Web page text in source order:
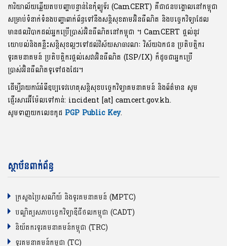
ការិយាល័យឆ្លើយតបបញ្ហាបន្ទាន់នៃកុំព្យូទ័រ (CamCERT) គឺជាជនបង្គោលនៅកម្ពុជា
សម្រាប់ទំនាក់ទំនងបញ្ហាពាក់ព័ន្ធទៅនឹងសន្តិសុខតាមអ៊ិនធឺណិត និងបច្ចេកវិទ្យាដែល
មានផលវិបាកដល់អ្នកប្រើប្រាស់អ៊ិនធឺណិតនៅកម្ពុជា ។ CamCERT ផ្តល់នូវ
យោបល់និងគន្លឹះសន្តិសុខល្អៗទៅដល់វិស័យសាធារណៈ វិស័យឯកជន ប្រតិបត្តិករ
ទូរគមនាគមន៍ ប្រតិបត្តិករផ្តល់សេវាអ៊ិនធឺណិត (ISP/IX) ក៏ដូចជាអ្នកប្រើ
ប្រាស់អ៊ិនធឺណិតទូទៅផងដែរ។
ដើម្បីរាយការ៍អំពីឧប្បទេវហេតុសន្តិសុខបច្ចេកវិទ្យាគមនាគមន៍ និងព័ត៌មាន សូម
ផ្ញើរសារអ៊ីម៉ែលទៅកាន់: incident [at] camcert.gov.kh.
សូមទាញយកលេខកូដ PGP Public Key.
ស្ថាប័នពាក់ព័ន្ធ
ក្រសួងប្រៃសណីយ៍ និងទូរគមនាគមន៍ (MPTC)
បណ្ឌិត្យសភាបច្ចេកវិទ្យាឌីជីថលកម្ពុជា (CADT)
និយ័តករទូរគមនាគមន៍កម្ពុជា (TRC)
ទូរគមនាគមន៍កម្ពុជា (TC)